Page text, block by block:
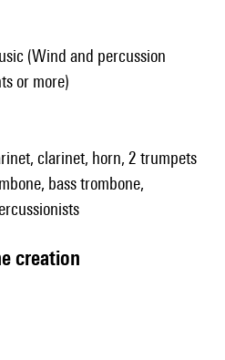
(Wind and percussion
or more)
clarinet, horn, 2 trumpets
bass trombone,
creation